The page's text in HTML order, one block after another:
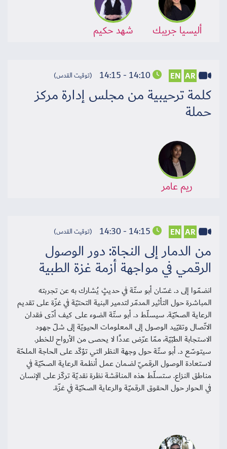
سجل الآن
أليسيا جريبك شهد حكيم
AR
EN
14:10 - 14:15 (توقيت القدس)
كلمة ترحيبية من مجلس إدارة مركز
حملة
ريم عامر
AR
EN
14:15 - 14:30 (توقيت القدس)
من الدمار إلى النجاة: دور الوصول
الرقمي في مواجهة أزمة غزة الطبية
انضمّوا إلى د. غسّان أبو ستّة في حديثٍ يُشارك به عن تجربته
المباشرة حول التأثير المدمّر لتدمير البنية التحتيّة في غزّة على تقديم
الرعاية الصحّيّة. سيسلّط د. أبو ستّة الضوء على كيف أدّى فقدان
الاتّصال وتقيّيد الوصول إلى المعلومات الحيويّة إلى شلّ جهود
الاستجابة الطبّيّة، ممّا عرّض عددًا لا يحصى من الأرواح للخطر.
سيتوسّع د. أبو ستّة حول وجهة النظر التي تؤكّد على الحاجة الملحّة
لاستعادة الوصول الرقميّ لضمان عمل أنظمة الرعاية الصحّيّة في
مناطق النزاع. ستسلّط هذه المناقشة نظرة نقديّة تركّز على الإنسان
في الحوار حول الحقوق الرقميّة والرعاية الصحّيّة في غزّة.